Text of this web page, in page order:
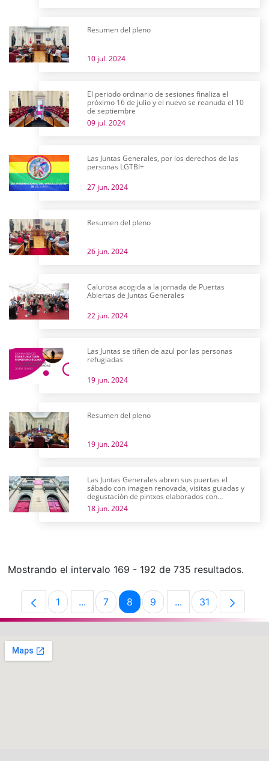
Resumen del pleno
10 jul. 2024
El periodo ordinario de sesiones finaliza el
próximo 16 de julio y el nuevo se reanuda el 10
de septiembre
09 jul. 2024
Las Juntas Generales, por los derechos de las
personas LGTBI+
27 jun. 2024
Resumen del pleno
26 jun. 2024
Calurosa acogida a la jornada de Puertas
Abiertas de Juntas Generales
22 jun. 2024
Las Juntas se tiñen de azul por las personas
refugiadas
19 jun. 2024
Resumen del pleno
19 jun. 2024
Las Juntas Generales abren sus puertas el
sábado con imagen renovada, visitas guiadas y
degustación de pintxos elaborados con
productos alaveses
18 jun. 2024
Mostrando el intervalo 169 - 192 de 735 resultados.
Página
1 ...Páginas intermedias Use TAB para
Página
7 Página
8 Página
9 ...PáginasPágina
31